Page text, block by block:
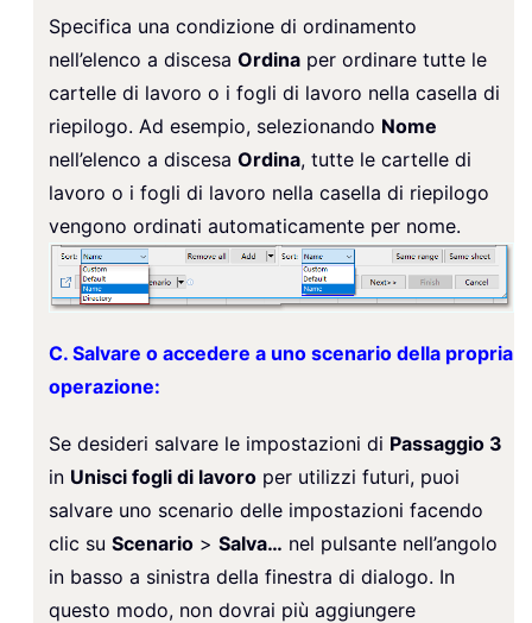
Specifica una condizione di ordinamento
nell’elenco a discesa Ordina per ordinare tutte le
cartelle di lavoro o i fogli di lavoro nella casella di
riepilogo. Ad esempio, selezionando Nome
nell’elenco a discesa Ordina, tutte le cartelle di
lavoro o i fogli di lavoro nella casella di riepilogo
vengono ordinati automaticamente per nome.
C. Salvare o accedere a uno scenario della propria
operazione:
Se desideri salvare le impostazioni di Passaggio 3
in Unisci fogli di lavoro per utilizzi futuri, puoi
salvare uno scenario delle impostazioni facendo
clic su Scenario > Salva… nel pulsante nell’angolo
in basso a sinistra della finestra di dialogo. In
questo modo, non dovrai più aggiungere